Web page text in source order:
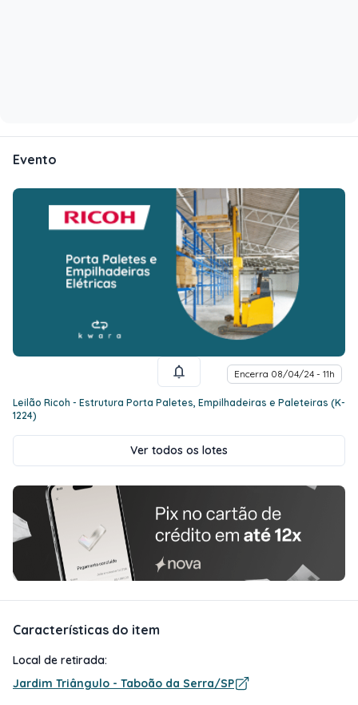
Evento
Encerra 08/04/24 - 11h
Leilão Ricoh - Estrutura Porta Paletes, Empilhadeiras e Paleteiras (K-
1224)
Ver todos os lotes
Características do item
Local de retirada:
Jardim Triângulo - Taboão da Serra/SP